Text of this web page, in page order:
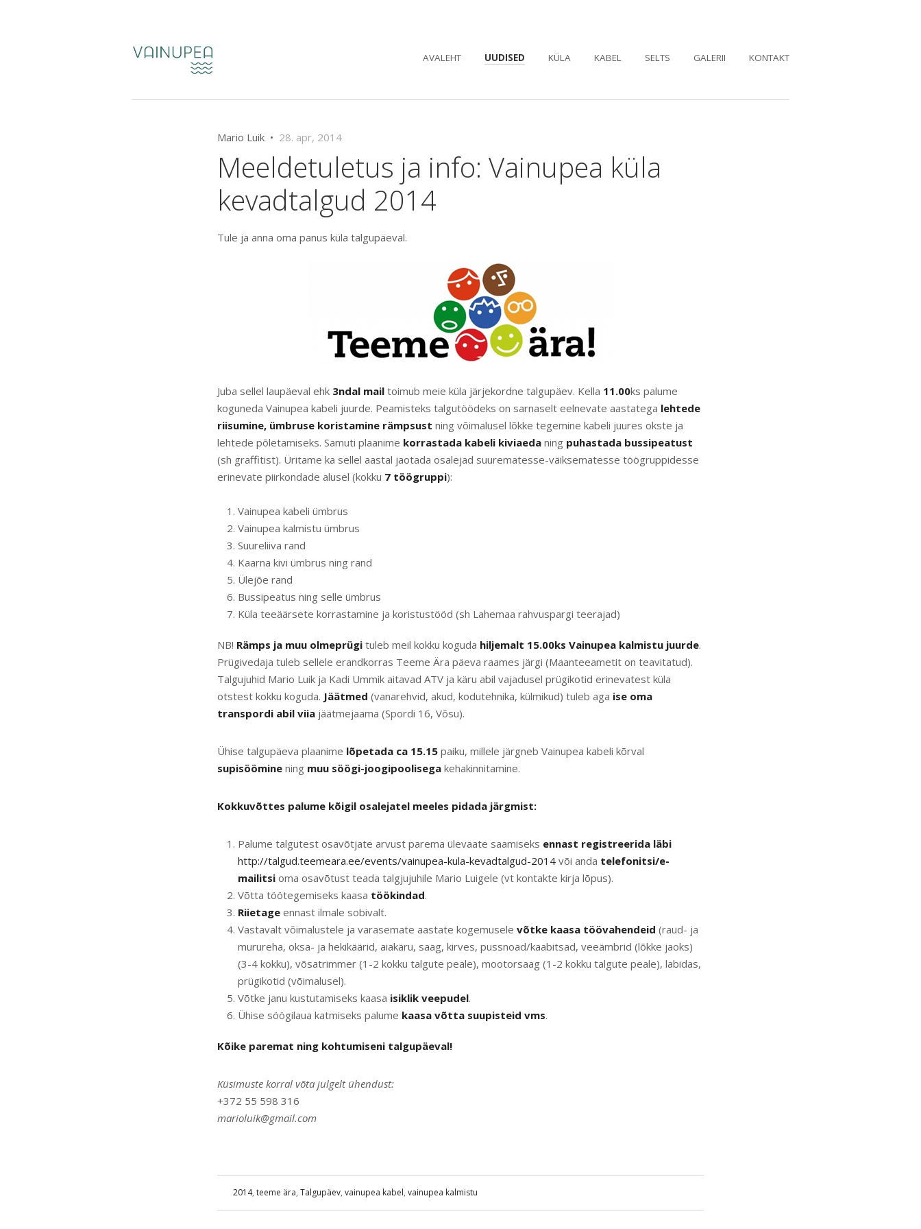
AVALEHT UUDISED KÜLA KABEL SELTS GALERII KONTAKT
Mario Luik • 28. apr, 2014
Meeldetuletus ja info: Vainupea küla
kevadtalgud 2014
Tule ja anna oma panus küla talgupäeval.
Juba sellel laupäeval ehk 3ndal mail toimub meie küla järjekordne talgupäev. Kella 11.00ks palume
koguneda Vainupea kabeli juurde. Peamisteks talgutöödeks on sarnaselt eelnevate aastatega lehtede
riisumine, ümbruse koristamine rämpsust ning võimalusel lõkke tegemine kabeli juures okste ja
lehtede põletamiseks. Samuti plaanime korrastada kabeli kiviaeda ning puhastada bussipeatust
(sh graffitist). Üritame ka sellel aastal jaotada osalejad suurematesse-väiksematesse töögruppidesse
erinevate piirkondade alusel (kokku 7 töögruppi):
Vainupea kabeli ümbrus
Vainupea kalmistu ümbrus
Suureliiva rand
Kaarna kivi ümbrus ning rand
Ülejõe rand
Bussipeatus ning selle ümbrus
Küla teeäärsete korrastamine ja koristustööd (sh Lahemaa rahvuspargi teerajad)
NB! Rämps ja muu olmeprügi tuleb meil kokku koguda hiljemalt 15.00ks Vainupea kalmistu juurde.
Prügivedaja tuleb sellele erandkorras Teeme Ära päeva raames järgi (Maanteeametit on teavitatud).
Talgujuhid Mario Luik ja Kadi Ummik aitavad ATV ja käru abil vajadusel prügikotid erinevatest küla
otstest kokku koguda. Jäätmed (vanarehvid, akud, kodutehnika, külmikud) tuleb aga ise oma
transpordi abil viia jäätmejaama (Spordi 16, Võsu).
Ühise talgupäeva plaanime lõpetada ca 15.15 paiku, millele järgneb Vainupea kabeli kõrval
supisöömine ning muu söögi-joogipoolisega kehakinnitamine.
Kokkuvõttes palume kõigil osalejatel meeles pidada järgmist:
Palume talgutest osavõtjate arvust parema ülevaate saamiseks ennast registreerida läbi
http://talgud.teemeara.ee/events/vainupea-kula-kevadtalgud-2014 või anda telefonitsi/e-
mailitsi oma osavõtust teada talgjujuhile Mario Luigele (vt kontakte kirja lõpus).
Võtta töötegemiseks kaasa töökindad.
Riietage ennast ilmale sobivalt.
Vastavalt võimalustele ja varasemate aastate kogemusele võtke kaasa töövahendeid (raud- ja
murureha, oksa- ja hekikäärid, aiakäru, saag, kirves, pussnoad/kaabitsad, veeämbrid (lõkke jaoks)
(3-4 kokku), võsatrimmer (1-2 kokku talgute peale), mootorsaag (1-2 kokku talgute peale), labidas,
prügikotid (võimalusel).
Võtke janu kustutamiseks kaasa isiklik veepudel.
Ühise söögilaua katmiseks palume kaasa võtta suupisteid vms.
Kõike paremat ning kohtumiseni talgupäeval!
Küsimuste korral võta julgelt ühendust:
+372 55 598 316
marioluik@gmail.com
2014, teeme ära, Talgupäev, vainupea kabel, vainupea kalmistu